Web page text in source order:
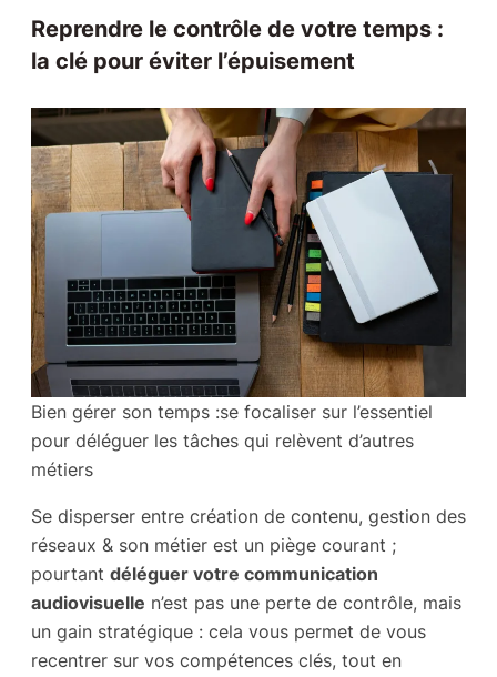
Reprendre le contrôle de votre temps :
la clé pour éviter l’épuisement
Bien gérer son temps :se focaliser sur l’essentiel
pour déléguer les tâches qui relèvent d’autres
métiers
Se disperser entre création de contenu, gestion des
réseaux & son métier est un piège courant ;
pourtant déléguer votre communication
audiovisuelle n’est pas une perte de contrôle, mais
un gain stratégique : cela vous permet de vous
recentrer sur vos compétences clés, tout en